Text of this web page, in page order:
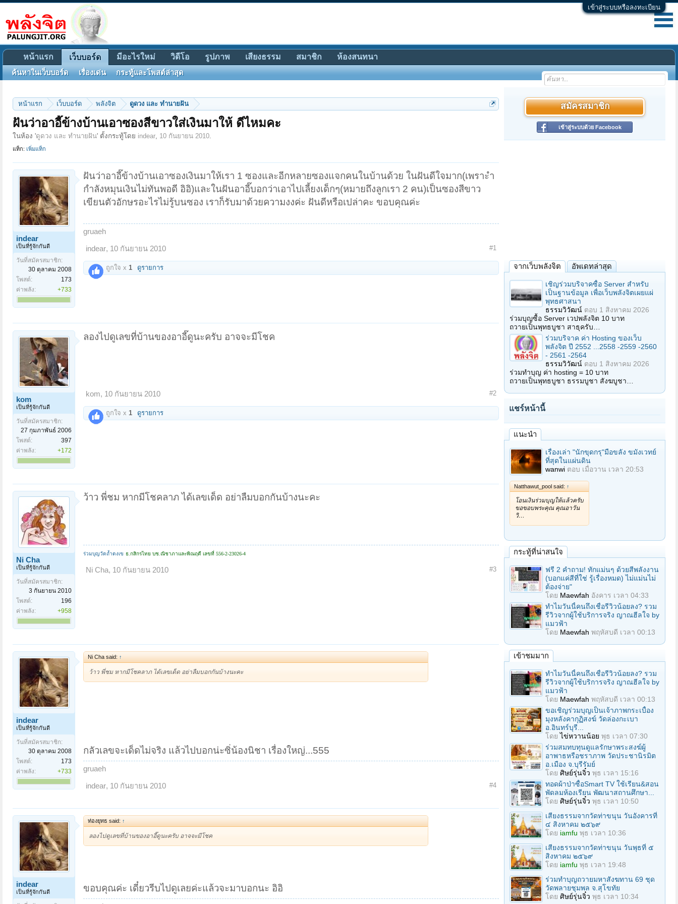
เข้าสู่ระบบหรือลงทะเบียน
หน้าแรก เว็บบอร์ด พลังจิต ดูดวง และ ทำนายฝัน
ฝันว่าอาอี๊ข้างบ้านเอาซองสีขาวใส่เงินมาให้ ดีไหมคะ
ในห้อง 'ดูดวง และ ทำนายฝัน' ตั้งกระทู้โดย indear, 10 กันยายน 2010.
แท็ก: เพิ่มแท็ก
indear
เป็นที่รู้จักกันดี
วันที่สมัครสมาชิก:
30 ตุลาคม 2008
โพสต์:
173
ค่าพลัง:
+733
ฝันว่าอาอี๊ข้างบ้านเอาซองเงินมาให้เรา 1 ซองและอีกหลายซองแจกคนในบ้านด้วย ในฝันดีใจมาก(เพราะำ
กำลังหมุนเงินไม่ทันพอดี อิอิ)และในฝันอาอี๊บอกว่าเอาไปเลี้ยงเด็กๆ(หมายถึงลูกเรา 2 คน)เป็นซองสีขาว
เขียนตัวอักษรอะไรไม่รู้บนซอง เราก็รับมาด้วยความงงค่ะ ฝันดีหรือเปล่าคะ ขอบคุณค่ะ
gruaeh
indear, 10 กันยายน 2010 #1
ถูกใจ x 1 ดูรายการ
kom
เป็นที่รู้จักกันดี
วันที่สมัครสมาชิก:
27 กุมภาพันธ์ 2006
โพสต์:
397
ค่าพลัง:
+172
ลองไปดูเลขที่บ้านของอาอี๊ดูนะครับ อาจจะมีโชค
kom, 10 กันยายน 2010 #2
ถูกใจ x 1 ดูรายการ
Ni Cha
เป็นที่รู้จักกันดี
วันที่สมัครสมาชิก:
3 กันยายน 2010
โพสต์:
196
ค่าพลัง:
+958
ว้าว พี่ชม หากมีโชคลาภ ได้เลขเด็ด อย่าลืมบอกกันบ้างนะคะ
ร่วมบุญวัดถ้ำดงเข ธ.กสิกรไทย บช.ณิชาภาและพิณฤดี เลขที่ 556-2-23026-4
Ni Cha, 10 กันยายน 2010 #3
indear
เป็นที่รู้จักกันดี
วันที่สมัครสมาชิก:
30 ตุลาคม 2008
โพสต์:
173
ค่าพลัง:
+733
Ni Cha said: ↑
ว้าว พี่ชม หากมีโชคลาภ ได้เลขเด็ด อย่าลืมบอกกันบ้างนะคะ
กลัวเลขจะเด็ดไม่จริง แล้วไปบอกน่ะซิ่น้องนิชา เรื่องใหญ่...555
gruaeh
indear, 10 กันยายน 2010 #4
indear
เป็นที่รู้จักกันดี
ท่องยุทธ said: ↑
ลองไปดูเลขที่บ้านของอาอี๊ดูนะครับ อาจจะมีโชค
ขอบคุณค่ะ เดี๋ยวรีบไปดูเลยค่ะแล้วจะมาบอกนะ อิอิ
สมัครสมาชิก
เข้าสู่ระบบด้วย Facebook
จากเว็บพลังจิต อัพเดทล่าสุด
เชิญร่วมบริจาคซื้อ Server สำหรับ
เป็นฐานข้อมูล เพื่อเว็บพลังจิตเผยแผ่
พุทธศาสนา
ธรรมวิวัฒน์ ตอบ 1 สิงหาคม 2026
ร่วมบุญซื้อ Server เวปพลังจิต 10 บาท
ถวายเป็นพุทธบูชา สาธุครับ…
ร่วมบริจาค ค่า Hosting ของเว็บ
พลังจิต ปี 2552 ...2558 -2559 -2560
- 2561 -2564
ธรรมวิวัฒน์ ตอบ 1 สิงหาคม 2026
ร่วมทำบุญ ค่า hosting = 10 บาท
ถวายเป็นพุทธบูชา ธรรมบูชา สังฆบูชา…
แชร์หน้านี้
แนะนำ
เรื่องเล่า "นักขุดกรุ"มือขลัง ขมังเวทย์
ที่สุดในแผ่นดิน
wanwi ตอบ เมื่อวาน เวลา 20:53
Natthawut_pool said: ↑
โอนเงินร่วมบุญให้แล้วครับ
ขอขอบพระคุณ คุณอาวัน
วิ…
กระทู้ที่น่าสนใจ
ฟรี 2 คำถาม! ทักแม่นๆ ด้วยสีพลังงาน
(บอกแค่สีที่ใช่ รู้เรื่องหมด) ไม่แม่นไม่
ต้องจ่าย"
โดย Maewfah อังคาร เวลา 04:33
ทำไมวันนี้คนถึงเชื่อรีวิวน้อยลง? รวม
รีวิวจากผู้ใช้บริการจริง ญาณฮีลใจ by
แมวฟ้า
โดย Maewfah พฤหัสบดี เวลา 00:13
เข้าชมมาก
ทำไมวันนี้คนถึงเชื่อรีวิวน้อยลง? รวม
รีวิวจากผู้ใช้บริการจริง ญาณฮีลใจ by
แมวฟ้า
โดย Maewfah พฤหัสบดี เวลา 00:13
ขอเชิญร่วมบุญเป็นเจ้าภาพกระเบื้อง
มุงหลังคากุฏิสงฆ์ วัดล่องกะเบา
อ.อินทร์บุรี...
โดยไข่หวานน้อย พุธ เวลา 07:30
ร่วมสมทบทุนดูแลรักษาพระสงฆ์ผู้
อาพาธหรือชราภาพ วัดประชานิรมิต
อ.เมือง จ.บุรีรัมย์
โดย ศิษย์รุ่นจิ๋ว พุธ เวลา 15:16
ทอดผ้าป่าซื้อSmart TV ใช้เรียน&สอน
พัดลมห้องเรียน พัฒนาสถานศึกษา...
โดย ศิษย์รุ่นจิ๋ว พุธ เวลา 10:50
เสียงธรรมจากวัดท่าขนุน วันอังคารที่
๔ สิงหาคม ๒๕๖๙
โดย iamfu พุธ เวลา 10:36
เสียงธรรมจากวัดท่าขนุน วันพุธที่ ๕
สิงหาคม ๒๕๖๙
โดย iamfu พุธ เวลา 19:48
ร่วมทําบุญถวายมหาสังฆทาน 69 ชุด
วัดพลายชุมพล จ.สุโขทัย
โดย ศิษย์รุ่นจิ๋ว พุธ เวลา 10:34
หน้าแรก เว็บบอร์ด
ค้นหาในเว็บบอร์ด เรื่องเด่น กระทู้และโพสต์ล่าสุด
มีอะไรใหม่ วิดีโอ รูปภาพ เสียงธรรม สมาชิก ห้องสนทนา